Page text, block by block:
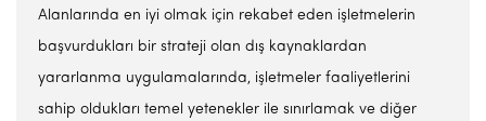
Alanlarında en iyi olmak için rekabet eden işletmelerin
başvurdukları bir strateji olan dış kaynaklardan
yararlanma uygulamalarında, işletmeler faaliyetlerini
sahip oldukları temel yetenekler ile sınırlamak ve diğer